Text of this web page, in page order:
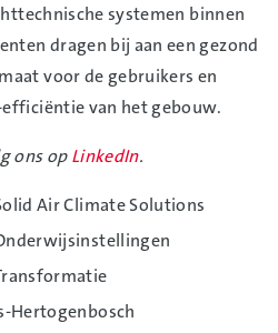
systemen binnen
dragen bij aan een gezond
voor de gebruikers en
van het gebouw.
ons opLinkedIn.
Air Climate Solutions
Hertogenbosch